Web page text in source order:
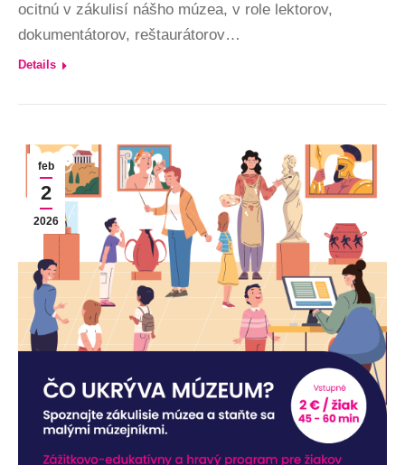
ocitnú v zákulisí nášho múzea, v role lektorov,
dokumentátorov, reštaurátorov…
Details
feb
2
2026